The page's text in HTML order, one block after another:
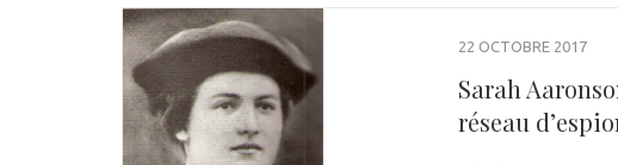
22 OCTOBRE 2017
Sarah
réseau